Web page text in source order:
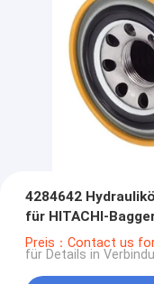
4284642
für HITACHI-
Preis：Contact us
für Details in